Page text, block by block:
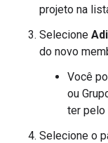
projeto na
Selecione
do novo
Você
ou
ter pelo
Selecione o